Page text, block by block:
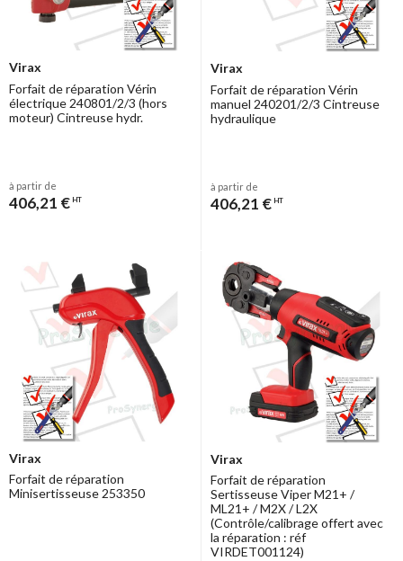
Virax
Forfait de réparation Vérin
électrique 240801/2/3 (hors
moteur) Cintreuse hydr.
à partir de
406,21 € HT
Virax
Forfait de réparation Vérin
manuel 240201/2/3 Cintreuse
hydraulique
à partir de
406,21 € HT
Virax
Forfait de réparation
Minisertisseuse 253350
Virax
Forfait de réparation
Sertisseuse Viper M21+ /
ML21+ / M2X / L2X
(Contrôle/calibrage offert avec
la réparation : réf
VIRDET001124)